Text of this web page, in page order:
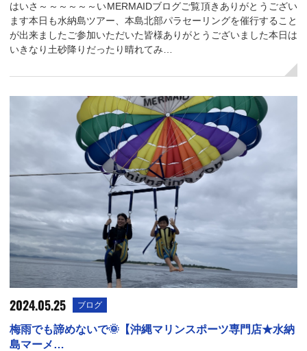
はいさ～～～～～～いMERMAIDブログご覧頂きありがとうござい
ます本日も水納島ツアー、本島北部パラセーリングを催行すること
が出来ましたご参加いただいた皆様ありがとうございました本日は
いきなり土砂降りだったり晴れてみ…
2024.05.25 ブログ
梅雨でも諦めないで🌞【沖縄マリンスポーツ専門店★水納
島マーメ…